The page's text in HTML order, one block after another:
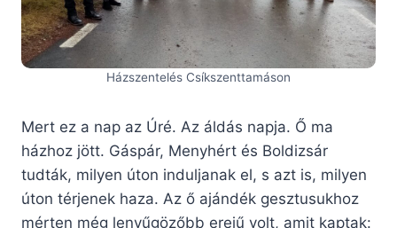
Házszentelés Csíkszenttamáson
Mert ez a nap az Úré. Az áldás napja. Ő ma
házhoz jött. Gáspár, Menyhért és Boldizsár
tudták, milyen úton induljanak el, s azt is, milyen
úton térjenek haza. Az ő ajándék gesztusukhoz
mérten még lenyűgözőbb erejű volt, amit kaptak: